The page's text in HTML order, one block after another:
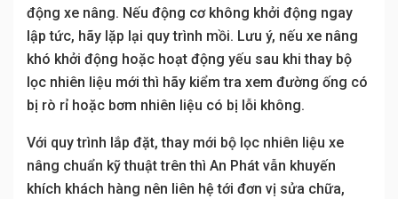
động xe nâng. Nếu động cơ không khởi động ngay
lập tức, hãy lặp lại quy trình mồi. Lưu ý, nếu xe nâng
khó khởi động hoặc hoạt động yếu sau khi thay bộ
lọc nhiên liệu mới thì hãy kiểm tra xem đường ống có
bị rò rỉ hoặc bơm nhiên liệu có bị lỗi không.
Với quy trình lắp đặt, thay mới bộ lọc nhiên liệu xe
nâng chuẩn kỹ thuật trên thì An Phát vẫn khuyến
khích khách hàng nên liên hệ tới đơn vị sửa chữa,